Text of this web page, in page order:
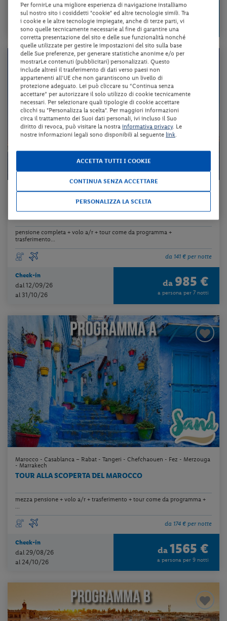
Check-in
dal 17/08/26
al 21/08/26
da1138 €
a persona per 7 notti
Turchia - Istanbul – Ankara – Cappadocia – Eskisehir
TOUR I TESORI DELL'ANATOLIA
pensione completa + volo a/r + tour come da programma +
trasferimento...
da 141 € per notte
Check-in
dal 12/09/26
al 31/10/26
da 985 €
a persona per 7 notti
Marocco - Casablanca – Rabat - Tangeri - Chefchaouen - Fez - Merzouga
- Marrakech
TOUR ALLA SCOPERTA DEL MAROCCO
mezza pensione + volo a/r + trasferimento + tour come da programma +
...
da 174 € per notte
Check-in
dal 29/08/26
al 24/10/26
da 1565 €
a persona per 9 notti
Per fornirLe una migliore esperienza di navigazione installiamo
sul nostro sito i cosiddetti "cookie" ed altre tecnologie simili. Tra
i cookie e le altre tecnologie impiegate, anche di terze parti, vi
sono quelle tecnicamente necessarie al fine di garantire una
corretta presentazione del sito e delle sue funzionalità nonché
quelle utilizzate per gestire le impostazioni del sito sulla base
delle Sue preferenze, per generare statistiche anonime e/o per
mostrarLe contenuti (pubblicitari) personalizzati. Questo
include altresì il trasferimento di dati verso paesi non
appartenenti all'UE che non garantiscono un livello di
protezione adeguato. Lei può cliccare su “Continua senza
accettare” per autorizzare il solo utilizzo di cookie tecnicamente
necessari. Per selezionare quali tipologie di cookie accettare
clicchi su "Personalizza la scelta". Per maggiori informazioni
circa il trattamento dei Suoi dati personali, ivi incluso il Suo
diritto di revoca, può visitare la nostra informativa privacy. Le
nostre informazioni legali sono disponibili al seguente link.
ACCETTA TUTTI I COOKIE
CONTINUA SENZA ACCETTARE
PERSONALIZZA LA SCELTA